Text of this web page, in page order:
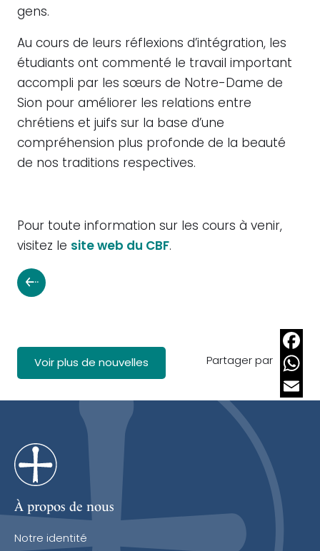
gens.
Au cours de leurs réflexions d’intégration, les
étudiants ont commenté le travail important
accompli par les sœurs de Notre-Dame de
Sion pour améliorer les relations entre
chrétiens et juifs sur la base d’une
compréhension plus profonde de la beauté
de nos traditions respectives.
Pour toute information sur les cours à venir,
visitez le site web du CBF.
Voir plus de nouvelles Partager par
À propos de nous
Notre identité